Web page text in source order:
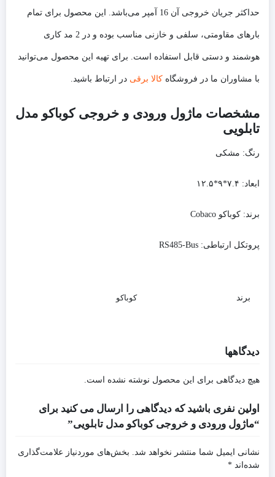
حداکثر جریان خروجی آن 16 آمپر می‌باشد. این محصول برای تمام
بارهای مقاومتی، سلفی و خازنی مناسب بوده و در 2 مد کاری
هوشمند و دستی قابل استفاده است. برای تهیه این محصول می‌توانید
با مشاوران ما در فروشگاه کالا برقی در ارتباط باشید.
مشخصات ماژول ورودی و خروجی کوباکو مدل
تابلویی
رنگ: مشکی
ابعاد:
برند: کوباکو Cobaco
پروتکل ارتباطی:
برند کوباکو
دیدگاهها
هیچ دیدگاهی برای این محصول نوشته نشده است.
اولین نفری باشید که دیدگاهی را ارسال می کنید برای
“ماژول ورودی و خروجی کوباکو مدل تابلویی”
نشانی ایمیل شما منتشر نخواهد شد. بخش‌های موردنیاز علامت‌گذاری
شده‌اند *